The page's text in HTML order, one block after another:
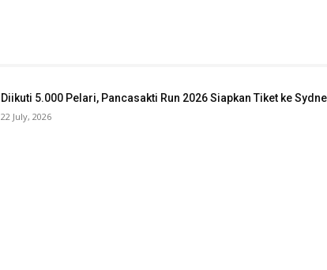
Diikuti 5.000 Pelari, Pancasakti Run 2026 Siapkan Tiket ke
22 July, 2026